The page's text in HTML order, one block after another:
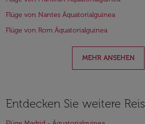
Flüge von Nantes Äquatorialguinea
Flüge von Rom Äquatorialguinea
MEHR ANSEHEN
Entdecken Sie weitere